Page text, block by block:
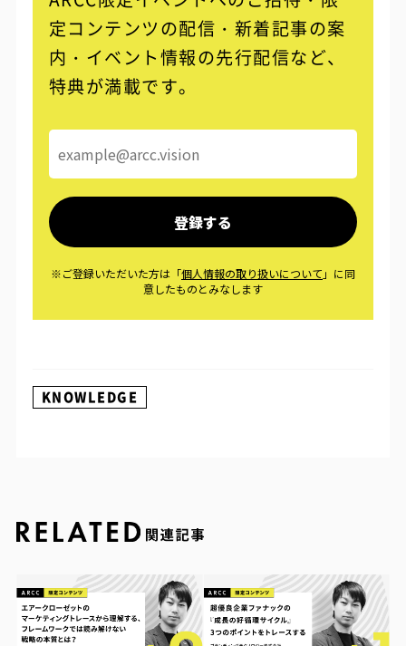
定コンテンツの配信・ 新着記事の案
内・イベント情報の先行配信など、
特典が満載です。
KNOWLEDGE